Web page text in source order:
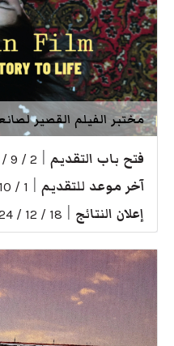
مختبر الفيلم القصير
فتح باب التقديم 2 / 9 / 2024
آخر موعد للتقديم 1 / 10 / 2024
إعلان النتائج 18 / 12 / 2024